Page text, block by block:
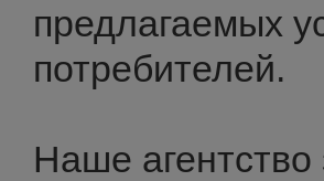
предлагаемых
потребителей.
Наше